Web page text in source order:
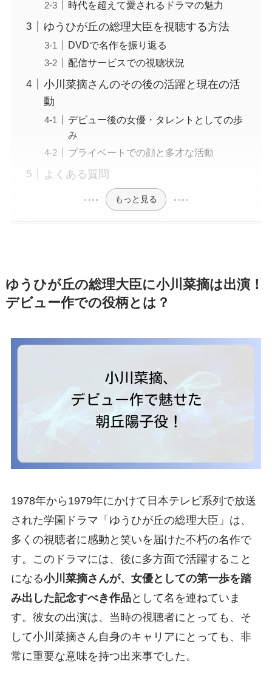
時代を超えて愛されるドラマの魅力
ゆうひが丘の総理大臣を視聴する方法
DVDで名作を振り返る
配信サービスでの視聴状況
小川菜摘さんのその後の活躍と現在の活
動
デビュー後の女優・タレントとしての歩
み
プライベートでの顔と多才な活動
よくある質問
もっと見る
ゆうひが丘の総理大臣に小川菜摘は出演！
デビュー作での役柄とは？
1978年から1979年にかけて日本テレビ系列で放送
された学園ドラマ「ゆうひが丘の総理大臣」は、
多くの視聴者に感動と笑いを届けた不朽の名作で
す。このドラマには、後に多方面で活躍すること
になる小川菜摘さんが、女優としての第一歩を踏
み出した記念すべき作品として名を連ねていま
す。彼女の出演は、当時の視聴者にとっても、そ
して小川菜摘さん自身のキャリアにとっても、非
常に重要な意味を持つ出来事でした。